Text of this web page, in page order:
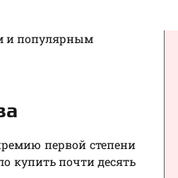
и популярным
первой степени
купить почти десять